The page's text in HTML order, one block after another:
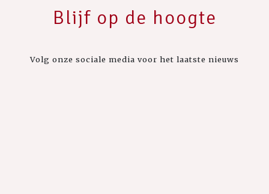
Blijf op de hoogte
Volg onze sociale media voor het laatste nieuws